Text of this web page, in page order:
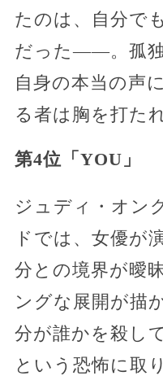
たのは、自分で
だった――。孤
自身の本当の声
る者は胸を打た
第4位「YOU」
ジュディ・オン
ドでは、女優が
分との境界が曖
ングな展開が描
分が誰かを殺し
という恐怖に取